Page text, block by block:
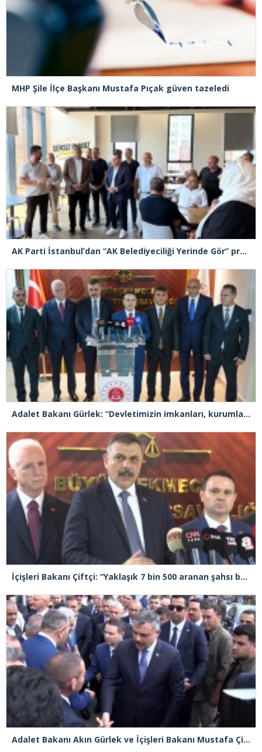
MHP Şile İlçe Başkanı Mustafa Pıçak güven tazeledi
AK Parti İstanbul’dan “AK Belediyeciliği Yerinde Gör” programı
Adalet Bakanı Gürlek: “Devletimizin imkanları, kurumlarımızın tecrübesi ve hukukun kudreti her türlü suç yapılanmasından üstündür”
İçişleri Bakanı Çiftçi: “Yaklaşık 7 bin 500 aranan şahsı bu yılın ilk 7 ayında yakalamış durumdayız”
Adalet Bakanı Akın Gürlek ve İçişleri Bakanı Mustafa Çiftçi Esenyurt’ta